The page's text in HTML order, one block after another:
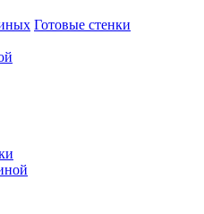
Готовые стенки